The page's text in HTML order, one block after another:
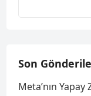
Son
Meta’nın Yapay